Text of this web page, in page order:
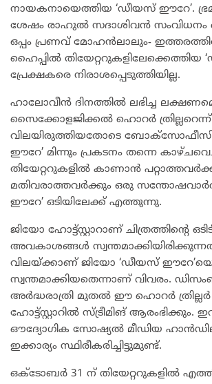
നായകനായെത്തിയ ‘ഡീയസ് ഈറേ’.
ശേഷം രാഹുൽ സദാശിവൻ സംവിധനം
ഒപ്പം പ്രണവ് മോഹൻലാലും-
ഹൈപ്പിൽ തിയേറ്ററുകളിലേക്കെത്തിയ
പ്രേക്ഷകരെ നിരാശപ്പെടുത്തിയില്ല.
ഹാലോവീൻ ദിനത്തിൽ ലഭിച്ച
സൈക്കോളജിക്കൽ ഹൊറർ ത്രില്ലറെന്ന്
വിലയിരുത്തിയതോടെ
ഈറേ’ മിന്നും പ്രകടനം തന്നെ
തിയേറ്ററുകളിൽ കാണാൻ
മതിവരാത്തവർക്കും ഒരു
ഈറേ’ ഒടിയിലേക്ക് എത്തുന്നു.
ജിയോ ഹോട്ട്സ്റ്റാറാണ് ചിത്രത്തിന്റെ
അവകാശങ്ങൾ
വിലയ്ക്കാണ് ജിയോ ‘ഡീയസ്
സ്വന്തമാക്കിയതെന്നാണ് വിവരം.
അർദ്ധരാത്രി മുതൽ ഈ ഹൊറർ
ഹോട്ട്സ്റ്റാറിൽ സ്ട്രീമിങ് ആരംഭിക്കും.
ഔദ്യോഗിക സോഷ്യൽ മീഡിയ
ഇക്കാര്യം സ്ഥിരീകരിച്ചിട്ടുമുണ്ട്.
ഒക്ടോബർ 31 ന് തിയേറ്ററുകളിൽ